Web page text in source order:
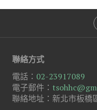
聯絡方式
電話： 02-23917089
電子郵件：
聯絡地址：新北市板橋